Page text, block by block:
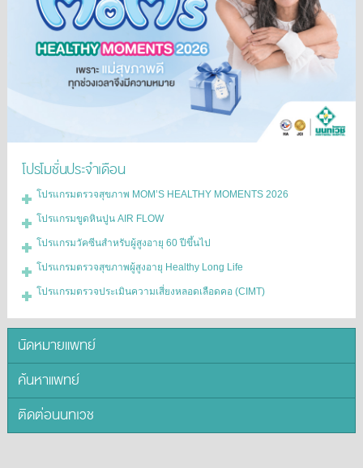
โปรโมชั่นประจำเดือน
โปรแกรมตรวจสุขภาพ MOM’S HEALTHY MOMENTS 2026
โปรแกรมขูดหินปูน AIR FLOW
โปรแกรมวัคซีนสำหรับผู้สูงอายุ 60 ปีขึ้นไป
โปรแกรมตรวจสุขภาพผู้สูงอายุ Healthy Long Life
โปรแกรมตรวจประเมินความเสี่ยงหลอดเลือดคอ (CIMT)
นัดหมายแพทย์
ค้นหาแพทย์
ติดต่อนนทเวช